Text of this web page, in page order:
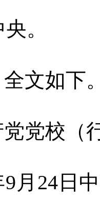
。
全文如下
党校（
9月24日